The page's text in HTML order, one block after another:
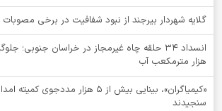
گلایه شهردار بیرجند از نبود شفافیت در برخی مصوبات
هزار مترمکعب آب
«کیمیاگران»، بینایی بیش از ۵ هزار
سنجیدند